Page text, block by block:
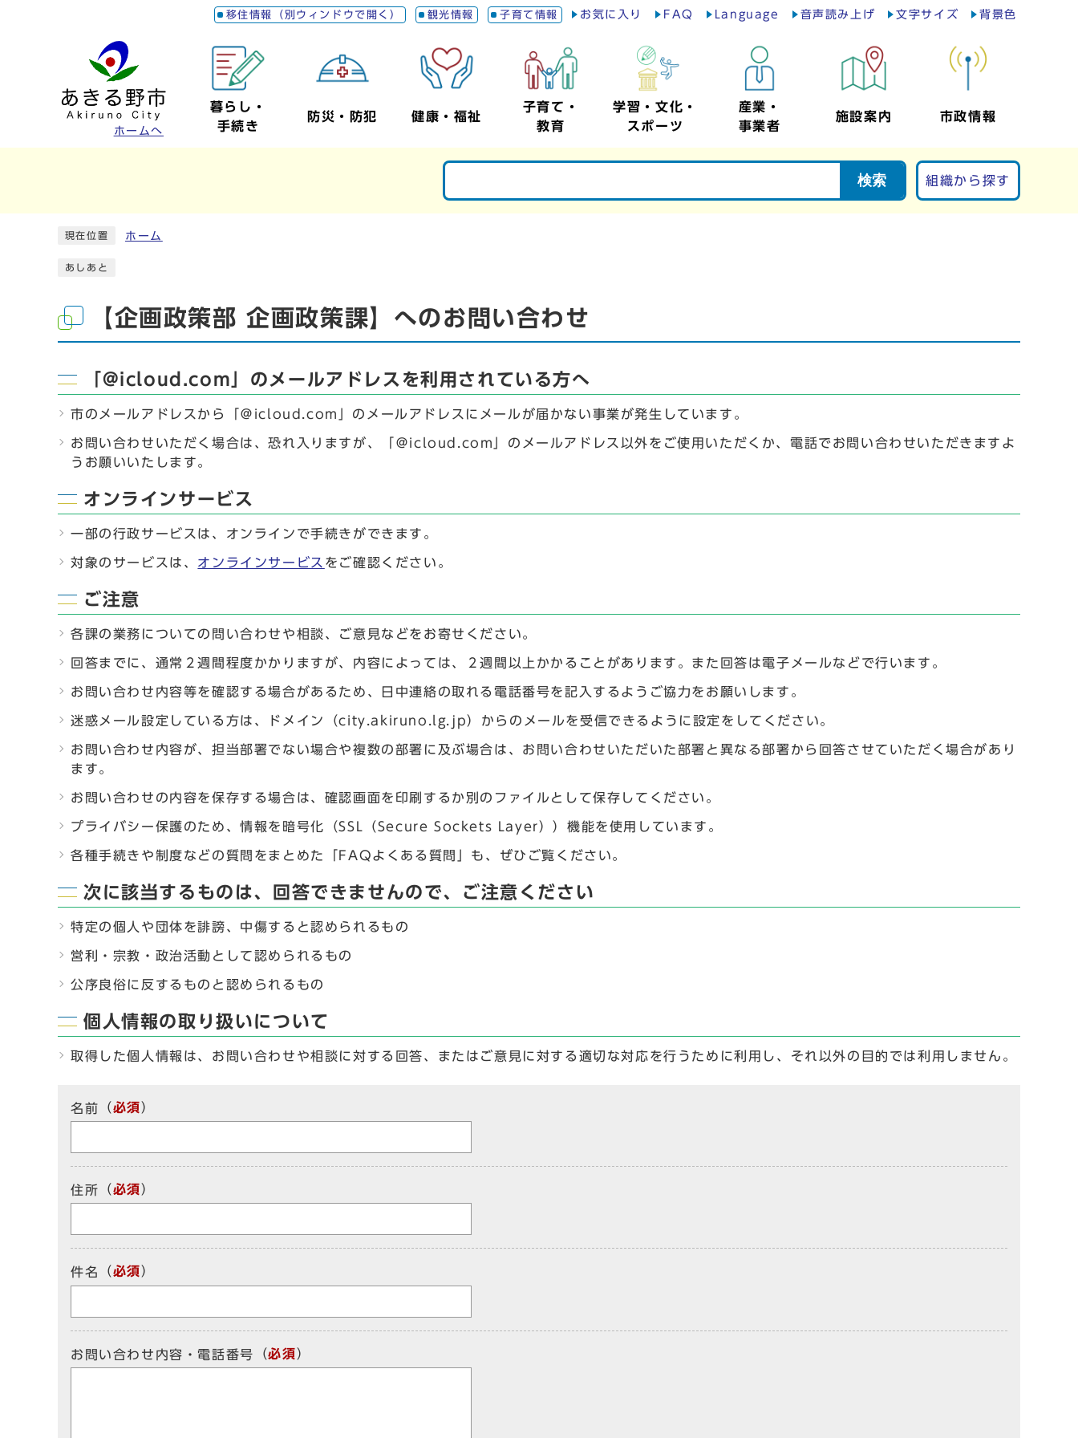
移住情報（別ウィンドウで開く） 観光情報 子育て情報 お気に入り FAQ Language 音声読み上げ 文字サイズ 背景色
ホームへ
暮らし・
手続き
防災・防犯 健康・福祉
子育て・
教育
学習・文化・
スポーツ
産業・
事業者
施設案内 市政情報
検索 組織から探す
現在位置 ホーム
あしあと
【企画政策部 企画政策課】へのお問い合わせ
「@icloud.com」のメールアドレスを利用されている方へ
市のメールアドレスから「＠icloud.com」のメールアドレスにメールが届かない事業が発生しています。
お問い合わせいただく場合は、恐れ入りますが、「＠icloud.com」のメールアドレス以外をご使用いただくか、電話でお問い合わせいただきますよ
うお願いいたします。
オンラインサービス
一部の行政サービスは、オンラインで手続きができます。
対象のサービスは、 オンラインサービス をご確認ください。
ご注意
各課の業務についての問い合わせや相談、ご意見などをお寄せください。
回答までに、通常２週間程度かかりますが、内容によっては、２週間以上かかることがあります。また回答は電子メールなどで行います。
お問い合わせ内容等を確認する場合があるため、日中連絡の取れる電話番号を記入するようご協力をお願いします。
迷惑メール設定している方は、ドメイン（city.akiruno.lg.jp）からのメールを受信できるように設定をしてください。
お問い合わせ内容が、担当部署でない場合や複数の部署に及ぶ場合は、お問い合わせいただいた部署と異なる部署から回答させていただく場合があり
ます。
お問い合わせの内容を保存する場合は、確認画面を印刷するか別のファイルとして保存してください。
プライバシー保護のため、情報を暗号化（SSL（Secure Sockets Layer））機能を使用しています。
各種手続きや制度などの質問をまとめた「FAQよくある質問」も、ぜひご覧ください。
次に該当するものは、回答できませんので、ご注意ください
特定の個人や団体を誹謗、中傷すると認められるもの
営利・宗教・政治活動として認められるもの
公序良俗に反するものと認められるもの
個人情報の取り扱いについて
取得した個人情報は、お問い合わせや相談に対する回答、またはご意見に対する適切な対応を行うために利用し、それ以外の目的では利用しません。
名前 （必須）
住所 （必須）
件名 （必須）
お問い合わせ内容・電話番号 （必須）